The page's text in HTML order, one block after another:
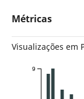
Métricas
Visualizações em
9